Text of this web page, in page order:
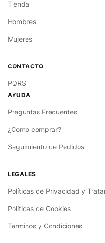
Tienda
Hombres
Mujeres
PQRS
Preguntas Frecuentes
¿Como comprar?
Seguimiento de Pedidos
Políticas de Privacidad y
Políticas de Cookies
Terminos y Condiciones